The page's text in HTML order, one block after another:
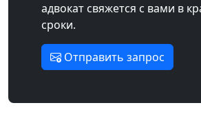
адвокат свяжется с вами в
сроки.
Отправить запрос